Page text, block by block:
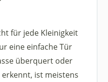
für jede Kleinigkeit
eine einfache Tür
überquert oder
ist meistens